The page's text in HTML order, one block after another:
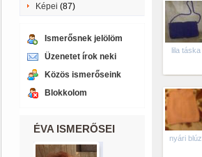
Képei (87)
Ismerősnek jelölöm
Üzenetet írok neki
Közös ismerőseink
Blokkolom
ÉVA ISMERŐSEI
lila táska
nyári blúz